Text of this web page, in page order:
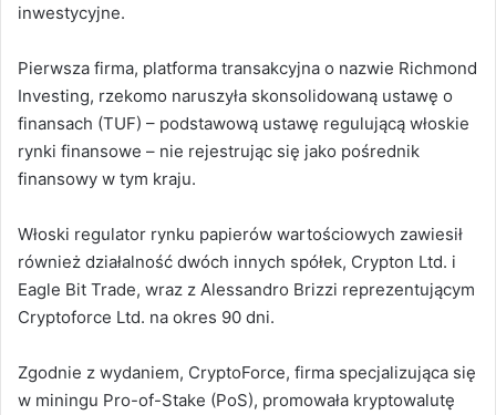
inwestycyjne.
Pierwsza firma, platforma transakcyjna o nazwie Richmond
Investing, rzekomo naruszyła skonsolidowaną ustawę o
finansach (TUF) – podstawową ustawę regulującą włoskie
rynki finansowe – nie rejestrując się jako pośrednik
finansowy w tym kraju.
Włoski regulator rynku papierów wartościowych zawiesił
również działalność dwóch innych spółek, Crypton Ltd. i
Eagle Bit Trade, wraz z Alessandro Brizzi reprezentującym
Cryptoforce Ltd. na okres 90 dni.
Zgodnie z wydaniem, CryptoForce, firma specjalizująca się
w miningu Pro-of-Stake (PoS), promowała kryptowalutę